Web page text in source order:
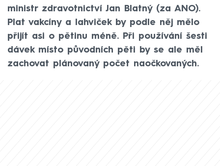
ministr zdravotnictví Jan Blatný (za ANO).
Plat vakcíny a lahviček by podle něj mělo
přijít asi o pětinu méně. Při používání šesti
dávek místo původních pěti by se ale měl
zachovat plánovaný počet naočkovaných.